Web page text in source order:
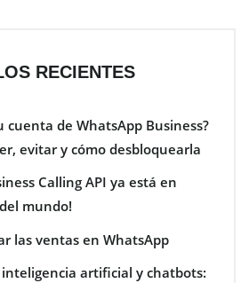
RECIENTES
cuenta de WhatsApp Business?
evitar y cómo desbloquearla
Calling API ya está en
mundo!
las ventas en WhatsApp
inteligencia artificial y chatbots: